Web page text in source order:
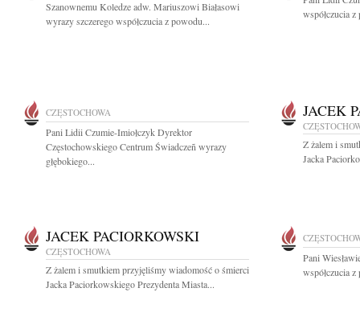
Szanownemu Koledze adw. Mariuszowi Białasowi
wyrazy szczerego współczucia z powodu...
współczucia
CZĘSTOCHOWA
Pani Lidii Czumie-Imiołczyk Dyrektor
Częstochowskiego Centrum Świadczeñ wyrazy
głębokiego...
JACEK
Z żalem i
Jacka
JACEK PACIORKOWSKI
CZĘSTOCHOWA
Z żalem i smutkiem przyjęliśmy wiadomość o śmierci
Jacka Paciorkowskiego Prezydenta Miasta...
Pani
współczucia